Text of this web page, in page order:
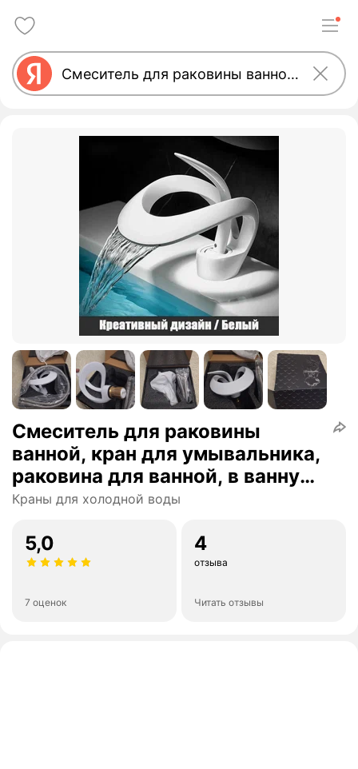
Смеситель для раковины
ванной, кран для умывальника,
раковина для ванной, в ванную,
контроль тепла и холода,
Краны для холодной воды
5,0
7 оценок
4
отзыва
Читать отзывы